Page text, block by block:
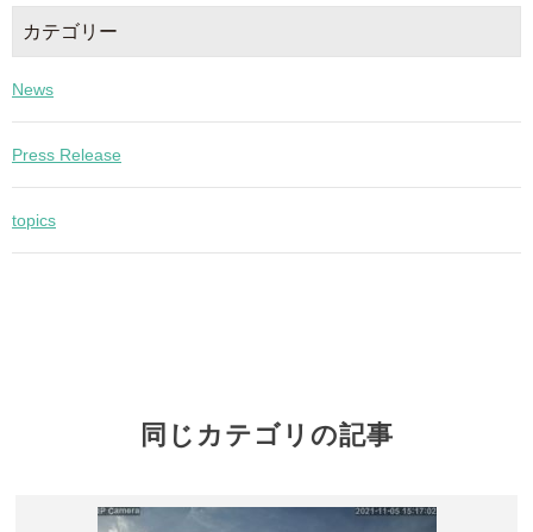
カテゴリー
News
Press Release
topics
同じカテゴリの記事